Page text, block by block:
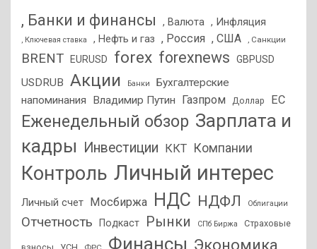
, Банки и финансы , Валюта , Инфляция
, Ключевая ставка , Нефть и газ , Россия , США , Санкции
BRENT EURUSD forex forexnews GBPUSD
USDRUB Акции Банки
Бухгалтерские
напоминания
Владимир Путин Газпром Доллар ЕС
Еженедельный обзор Зарплата и
кадры
Инвестиции ККТ Компании
Контроль Личный интерес
Личный счет Мосбиржа НДС НДФЛ Облигации
Отчетность Подкаст Рынки СПб Биржа Страховые
Финансы Экономика